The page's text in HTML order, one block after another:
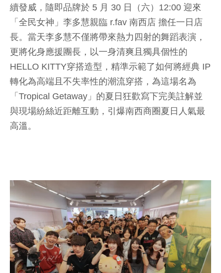
續發威，隨即品牌於 5 月 30 日（六）12:00 迎來
「全民女神」李多慧親臨 r.fav 南西店 擔任一日店
長。當天李多慧不僅將帶來熱力四射的舞蹈表演，
更將化身應援團長，以一身清爽且獨具個性的
HELLO KITTY穿搭造型，精準示範了如何將經典 IP
轉化為高端且不失率性的潮流穿搭，為這場名為
「Tropical Getaway」的夏日狂歡寫下完美註解並
與現場紛絲近距離互動，引爆南西商圈夏日人氣最
高溫。